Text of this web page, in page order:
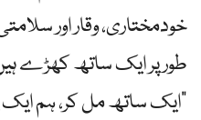
خودمختاری، وقار اور
طور پر ایک ساتھ کھڑے
"ایک ساتھ مل کر، ہم ایک